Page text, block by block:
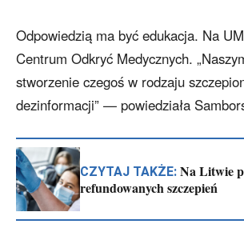
Odpowiedzią ma być edukacja. Na
Centrum Odkryć Medycznych.
stworzenie czegoś w rodzaju
dezinformacji” — powiedziała
CZYTAJ TAKŻE: Na Litwie
refundowanych szczepień